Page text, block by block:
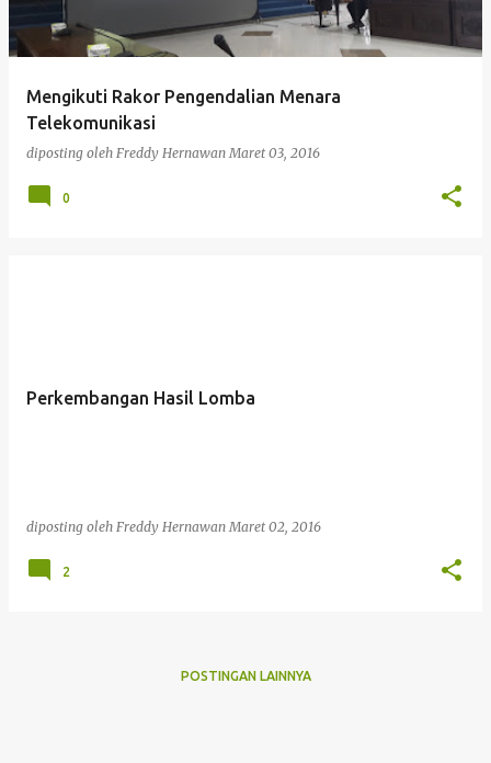
Mengikuti Rakor Pengendalian Menara
Telekomunikasi
diposting oleh Freddy Hernawan Maret 03, 2016
0
Perkembangan Hasil Lomba
diposting oleh Freddy Hernawan Maret 02, 2016
2
POSTINGAN LAINNYA